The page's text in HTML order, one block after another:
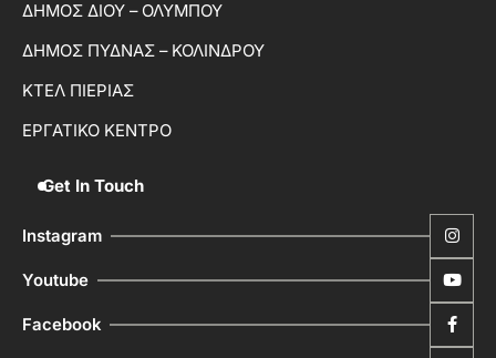
ΔΗΜΟΣ ΔΙΟΥ – ΟΛΥΜΠΟΥ
ΔΗΜΟΣ ΠΥΔΝΑΣ – ΚΟΛΙΝΔΡΟΥ
ΚΤΕΛ ΠΙΕΡΙΑΣ
ΕΡΓΑΤΙΚΟ ΚΕΝΤΡΟ
Get In Touch
Instagram
Youtube
Facebook